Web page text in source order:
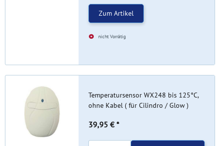
Zum Artikel
nicht Vorrätig
Temperatursensor WX248 bis 125°C,
ohne Kabel ( für Cilindro / Glow )
39,95 € *